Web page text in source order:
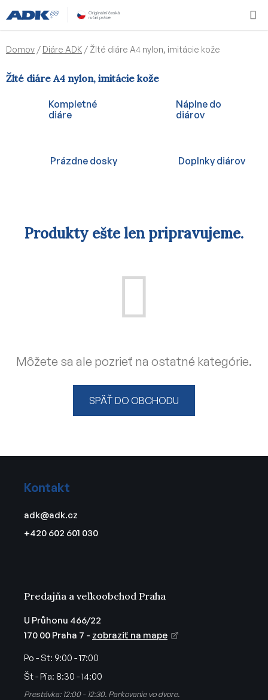
na
obsah
KOŠÍK
Domov / Diáre ADK / Žlté diáre A4 nylon, imitácie kože
Žlté diáre A4 nylon, imitácie kože
Kompletné
diáre
Náplne do
diárov
Prázdne dosky Doplnky diárov
Produkty ešte len pripravujeme.
Môžete sa ale pozrieť na ostatné kategórie.
SPÄŤ DO OBCHODU
Kontakt
adk@adk.cz
+420 602 601 030
Predajňa a veľkoobchod Praha
U Průhonu 466/22
170 00 Praha 7 - zobraziť na mape
Po - St: 9:00 - 17:00
Št - Pia: 8:30 - 14:00
Prestávka: 12:00 - 12:30. Parkovanie vo dvore.